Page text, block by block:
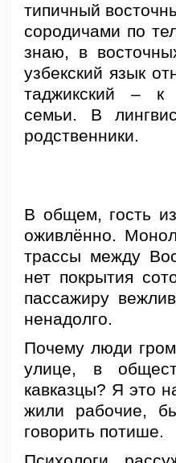
типичный
сородичами по
знаю, в
узбекский язык
таджикский – к
семьи. В
родственники.
В общем, гость
оживлённо.
трассы между
нет покрытия
пассажиру
ненадолго.
Почему люди
улице, в
кавказцы? Я это
жили рабочие,
говорить потише.